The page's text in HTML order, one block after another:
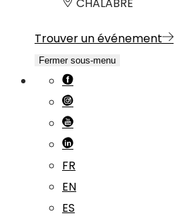
CHALABRE
Trouver un événement
Fermer sous-menu
FR
EN
ES